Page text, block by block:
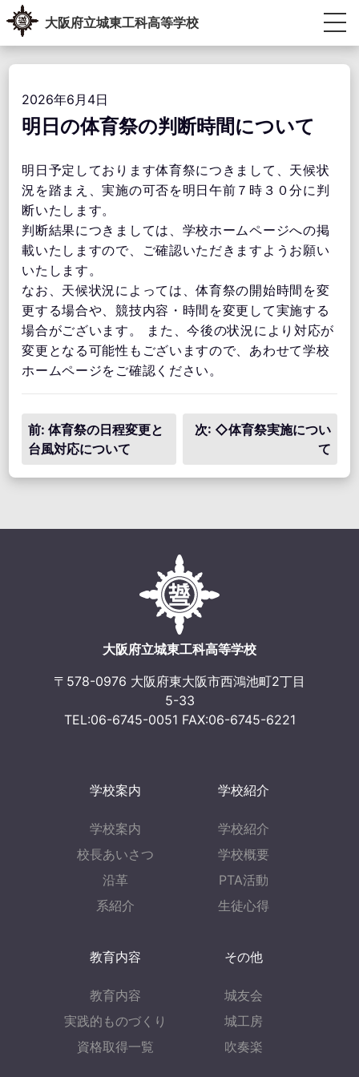
Skip
to
content
大阪府立城東工科高等学校
2026年6月4日
明日の体育祭の判断時間について
明日予定しております体育祭につきまして、天候状
況を踏まえ、実施の可否を明日午前７時３０分に判
断いたします。
判断結果につきましては、 学校ホームページへの掲
載いたしますので、
ご確認いただきますようお願い
いたします。
なお、天候状況によっては、体育祭の開始時間を変
更する場合や、競技内容・時間を変更して実施する
場合がございます。 また、今後の状況により対応が
変更となる可能性もございますので、 あわせて学校
ホームページをご確認ください。
投
稿
ナ
前: 体育祭の日程変更と
台風対応について
次: ◇体育祭実施につい
て
大阪府立城東工科高等学校
〒578-0976 大阪府東大阪市西鴻池町2丁目
5-33
TEL:06-6745-0051 FAX:06-6745-6221
学校案内
学校案内
校長あいさつ
沿革
系紹介
学校紹介
学校紹介
学校概要
PTA活動
生徒心得
教育内容
教育内容
実践的ものづくり
資格取得一覧
その他
城友会
城工房
吹奏楽